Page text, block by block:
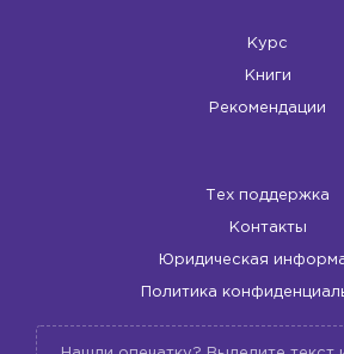
Курс
Книги
Рекомендации
Тех поддержка
Контакты
Юридическая
Политика